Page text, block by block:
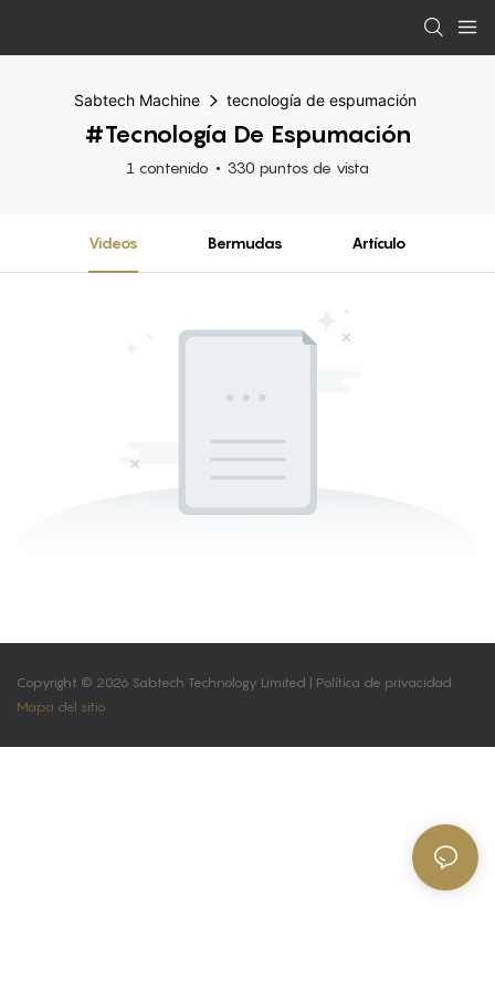
Sabtech Machine tecnología de espumación
#tecnología De Espumación
1 contenido 330 puntos de vista
Videos Bermudas Artículo
Copyright © 2026 Sabtech Technology Limited | Política de privacidad
Mapa del sitio